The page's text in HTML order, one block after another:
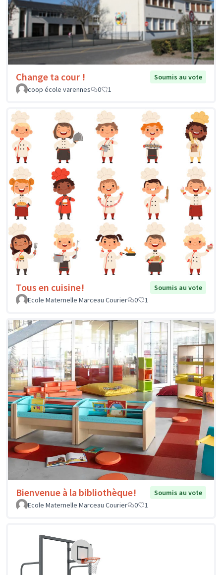
Change ta cour !
Soumis au vote
coop école varennes
0 1
Tous en cuisine!
Soumis au vote
Ecole Maternelle Marceau Courier
0 1
Bienvenue à la bibliothèque!
Soumis au vote
Ecole Maternelle Marceau Courier
0 1